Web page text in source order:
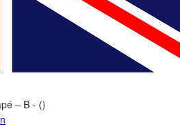
– B - ()